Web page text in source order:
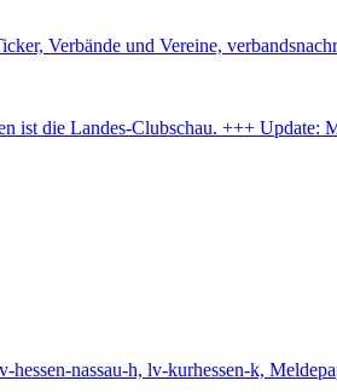
Verbände und Vereine,
ist die Landes-Clubschau. +++
nassau-h, lv-kurhessen-k,